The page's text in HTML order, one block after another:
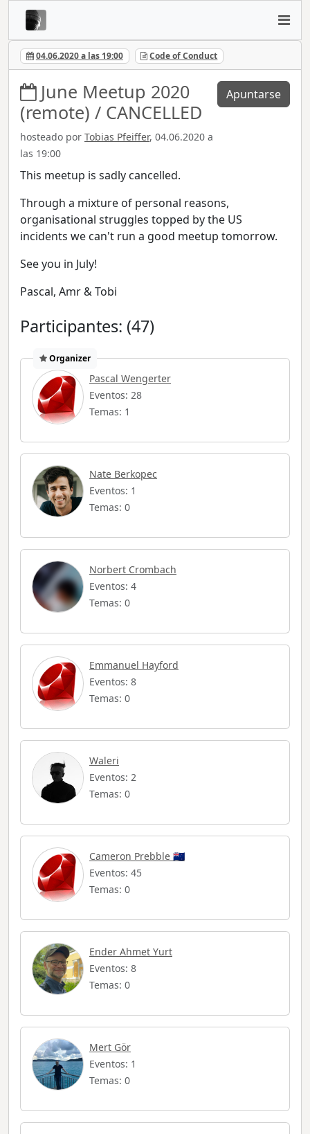
04.06.2020 a las 19:00 Code of Conduct
June Meetup 2020
(remote) / CANCELLED
hosteado por Tobias Pfeiffer, 04.06.2020 a
las 19:00
Apuntarse
This meetup is sadly cancelled.
Through a mixture of personal reasons,
organisational struggles topped by the US
incidents we can't run a good meetup tomorrow.
See you in July!
Pascal, Amr & Tobi
Participantes: (47)
Organizer
Pascal Wengerter
Eventos: 28
Temas: 1
Nate Berkopec
Eventos: 1
Temas: 0
Norbert Crombach
Eventos: 4
Temas: 0
Emmanuel Hayford
Eventos: 8
Temas: 0
Waleri
Eventos: 2
Temas: 0
Cameron Prebble 🇳🇿
Eventos: 45
Temas: 0
Ender Ahmet Yurt
Eventos: 8
Temas: 0
Mert Gör
Eventos: 1
Temas: 0